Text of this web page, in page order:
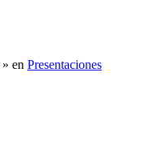
» en Presentaciones